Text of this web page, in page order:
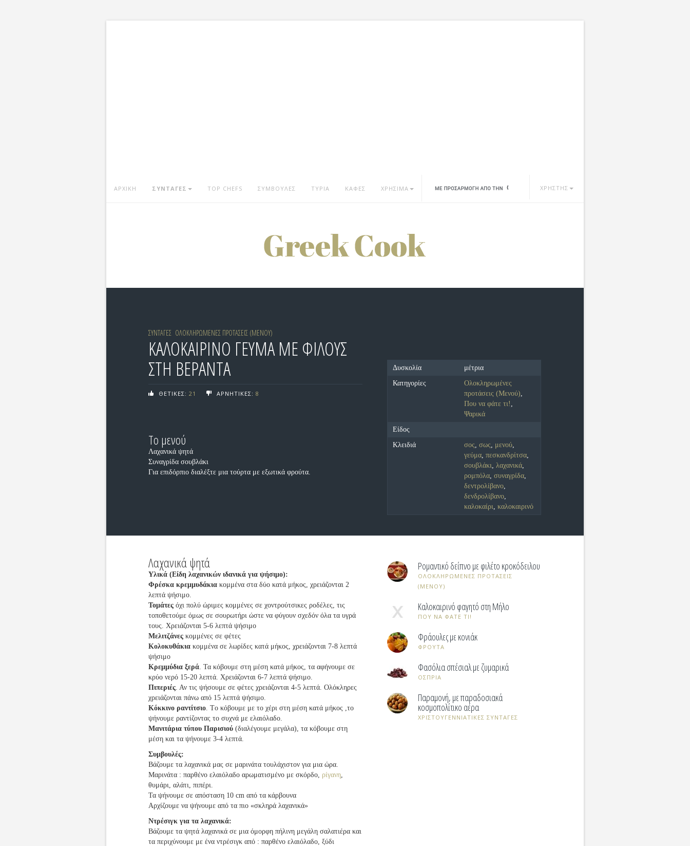
ΑΡΧΙΚΗ ΣΥΝΤΑΓΕΣ TOP CHEFS ΣΥΜΒΟΥΛΕΣ ΤΥΡΙΑ ΚΑΦΕΣ ΧΡΗΣΙΜΑ ΧΡΗΣΤΗΣ
ΣΥΝΤΑΓΕΣ ΟΛΟΚΛΗΡΩΜΕΝΕΣ ΠΡΟΤΑΣΕΙΣ (ΜΕΝΟΥ)
ΚΑΛΟΚΑΙΡΙΝΟ ΓΕΥΜΑ ΜΕ ΦΙΛΟΥΣ
ΣΤΗ ΒΕΡΑΝΤΑ
ΘΕΤΙΚΕΣ: 21 ΑΡΝΗΤΙΚΕΣ: 8
Το μενού
Λαχανικά ψητά
Συναγρίδα σουβλάκι
Για επιδόρπιο διαλέξτε μια τούρτα με εξωτικά φρούτα.
Δυσκολία
μέτρια
Κατηγορίες
Ολοκληρωμένες
προτάσεις (Μενού),
Που να φάτε τι! ,
Ψαρικά
Είδος
Κλειδιά
σος,σως, μενού,
γεύμα,πεσκανδρίτσα,
σουβλάκι,λαχανικά,
ρομπόλα,συναγρίδα,
δεντρολίβανο,
δενδρολίβανο,
καλοκαίρι,καλοκαιρινό
Λαχανικά ψητά
Υλικά (Είδη λαχανικών ιδανικά για ψήσιμο):
Φρέσκα κρεμμυδάκια κομμένα στα δύο κατά μήκος, χρειάζονται 2
λεπτά ψήσιμο.
Τομάτες όχι πολύ ώριμες κομμένες σε χοντρούτσικες ροδέλες, τις
τοποθετούμε όμως σε σουρωτήρι ώστε να φύγουν σχεδόν όλα τα υγρά
τους. Χρειάζονται 5-6 λεπτά ψήσιμο
Μελιτζάνες κομμένες σε φέτες
Κολοκυθάκια κομμένα σε λωρίδες κατά μήκος, χρειάζονται 7-8 λεπτά
ψήσιμο
Κρεμμύδια ξερά. Τα κόβουμε στη μέση κατά μήκος, τα αφήνουμε σε
κρύο νερό 15-20 λεπτά. Χρειάζονται 6-7 λεπτά ψήσιμο.
Πιπεριές. Αν τις ψήσουμε σε φέτες χρειάζονται 4-5 λεπτά. Ολόκληρες
χρειάζονται πάνω από 15 λεπτά ψήσιμο.
Κόκκινο ραντίτσιο. Tο κόβουμε με το χέρι στη μέση κατά μήκος ,το
ψήνουμε ραντίζοντας το συχνά με ελαιόλαδο.
Μανιτάρια τύπου Παρισιού (διαλέγουμε μεγάλα), τα κόβουμε στη
μέση και τα ψήνουμε 3-4 λεπτά.
Συμβουλές:
Βάζουμε τα λαχανικά μας σε μαρινάτα τουλάχιστον για μια ώρα.
Μαρινάτα : παρθένο ελαιόλαδο αρωματισμένο με σκόρδο, ρίγανη,
θυμάρι, αλάτι, πιπέρι.
Τα ψήνουμε σε απόσταση 10 cm από τα κάρβουνα
Αρχίζουμε να ψήνουμε από τα πιο «σκληρά λαχανικά»
Ντρέσιγκ για τα λαχανικά:
Βάζουμε τα ψητά λαχανικά σε μια όμορφη πήλινη μεγάλη σαλατιέρα και
τα περιχύνουμε με ένα ντρέσιγκ από : παρθένο ελαιόλαδο, ξύδι
Ρομαντικό δείπνο με φιλέτο κροκόδειλου
ΟΛΟΚΛΗΡΩΜΕΝΕΣ ΠΡΟΤΑΣΕΙΣ
(ΜΕΝΟΥ)
Καλοκαιρινό φαγητό στη Μήλο
ΠΟΥ ΝΑ ΦΑΤΕ ΤΙ!
Φράουλες με κονιάκ
ΦΡΟΥΤΑ
Φασόλια σπέσιαλ με ζυμαρικά
ΟΣΠΡΙΑ
Παραμονή, με παραδοσιακά
κοσμοπολίτικο αέρα
ΧΡΙΣΤΟΥΓΕΝΝΙΑΤΙΚΕΣ ΣΥΝΤΑΓΕΣ